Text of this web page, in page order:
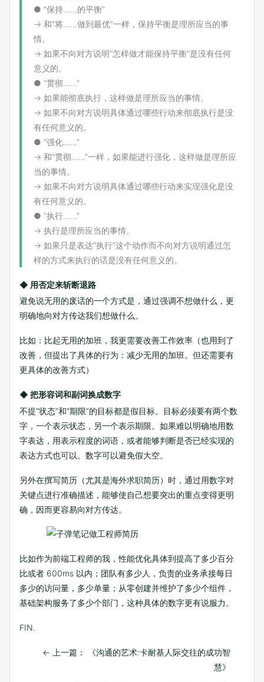
● “保持……的平衡”
→ 和“将……做到最优”一样，保持平衡是理所应当的事
情。
→ 如果不向对方说明“怎样做才能保持平衡”是没有任何
意义的。
● “贯彻……”
→ 如果能彻底执行，这样做是理所应当的事情。
→ 如果不向对方说明具体通过哪些行动来彻底执行是没
有任何意义的。
● “强化……”
→ 和“贯彻……”一样，如果能进行强化，这样做是理所应
当的事情。
→ 如果不向对方说明具体通过哪些行动来实现强化是没
有任何意义的。
● “执行……”
→ 执行是理所应当的事情。
→ 如果只是表达“执行”这个动作而不向对方说明通过怎
样的方式来执行的话是没有任何意义的。
◆ 用否定来斩断退路
避免说无用的废话的一个方式是，通过强调不想做什么，更
明确地向对方传达我们想做什么。
比如：比起无用的加班，我更需要改善工作效率（也用到了
改善，但提出了具体的行为：减少无用的加班。但还需要有
更具体的改善方式）
◆ 把形容词和副词换成数字
不提“状态”和“期限”的目标都是假目标。目标必须要有两个数
字，一个表示状态，另一个表示期限。如果难以明确地用数
字表达，用表示程度的词语，或者能够判断是否已经实现的
表达方式也可以。数字可以避免假大空。
另外在撰写简历（尤其是海外求职简历）时，通过用数字对
关键点进行准确描述，能够使自己想要突出的重点变得更明
确，因而更容易向对方传达。
比如作为前端工程师的我，性能优化具体到提高了多少百分
比或者 600ms 以内；团队有多少人，负责的业务承接每日
多少的访问量，多少单量；从零创建并维护了多少个组件，
基础架构服务了多少个部门，这种具体的数字更有说服力。
FIN.
← 上一篇： 《沟通的艺术:卡耐基人际交往的成功智
慧》